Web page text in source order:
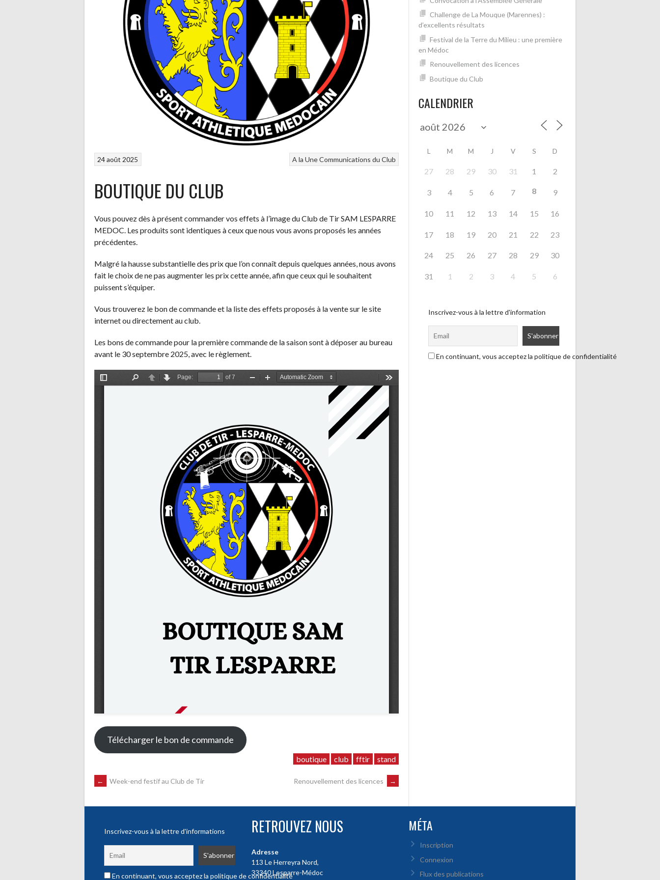
A la UneCommunications du Club
24 août 2025
BOUTIQUE DU CLUB
Vous pouvez dès à présent commander vos effets à l’image du Club de Tir SAM LESPARRE
MEDOC. Les produits sont identiques à ceux que nous vous avons proposés les années
précédentes.
Malgré la hausse substantielle des prix que l’on connaît depuis quelques années, nous avons
fait le choix de ne pas augmenter les prix cette année, afin que ceux qui le souhaitent
puissent s’équiper.
Vous trouverez le bon de commande et la liste des effets proposés à la vente sur le site
internet ou directement au club.
Les bons de commande pour la première commande de la saison sont à déposer au bureau
avant le 30 septembre 2025, avec le règlement.
Télécharger le bon de commande
boutique club fftir stand
NAVIGATION
DES
ARTICLES
← Week-end festif au Club de Tir Renouvellement des licences →
Challenge de La Mouque (Marennes) :
d’excellents résultats
Festival de la Terre du Milieu : une première
en Médoc
Renouvellement des licences
Boutique du Club
CALENDRIER
L M M J V S D
27 28 29 30 31 1 2
3 4 5 6 7 8 9
10 11 12 13 14 15 16
17 18 19 20 21 22 23
24 25 26 27 28 29 30
31 1 2 3 4 5 6
Inscrivez-vous à la lettre d'information
En continuant, vous acceptez la politique de confidentialité
Inscrivez-vous à la lettre d'informations
En continuant, vous acceptez la politique de confidentialité
RETROUVEZ NOUS
Adresse
113 Le Herreyra Nord,
33340 Lesparre-Médoc
MÉTA
Inscription
Connexion
Flux des publications